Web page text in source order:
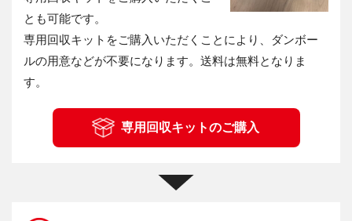
とも可能です。
専用回収キットをご購入いただくことにより、ダンボー
ルの用意などが不要になります。送料は無料となりま
す。
専用回収キットのご購入